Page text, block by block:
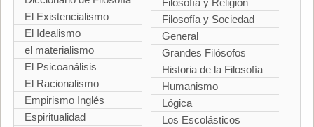
El Existencialismo
El Idealismo
el materialismo
El Psicoanálisis
El Racionalismo
Empirismo Inglés
Espiritualidad
Filosofía y Religión
Filosofía y Sociedad
General
Grandes Filósofos
Historia de la Filosofía
Humanismo
Lógica
Los Escolásticos